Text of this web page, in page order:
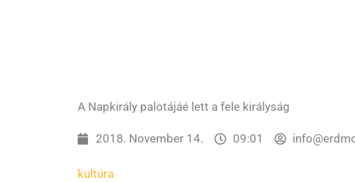
A Napkirály palotájáé lett a fele királyság
2018. November 14. 09:01
kultúra